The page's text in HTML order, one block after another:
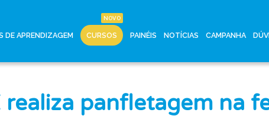
DE APRENDIZAGEM CURSOS PAINÉIS NOTÍCIAS CAMPANHA
panfletagem na